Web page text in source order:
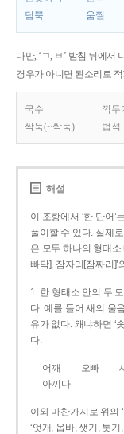
담뿍
움찔
다만, ‘ㄱ, ㅂ’ 받침 뒤에서
경우가 아니면 된소리로
국수 깍두
싹둑(~싹둑)
법석
해설
이 조항에서 ‘한 단어’
풀이할 수 있다. 실제
은 모두 하나의 형태
빠닥], 잠자리[잠짜리
1. 한 형태소 안의 두
다. 예를 들어 새의 울
유가 없다. 왜냐하면 ‘
다.
어깨 오빠
아끼다
이와 마찬가지로 위의
‘엇개, 옵바, 샛기, 톳